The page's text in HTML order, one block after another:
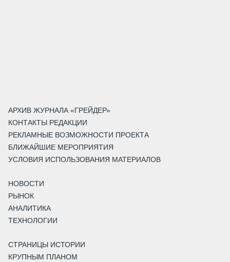
АРХИВ ЖУРНАЛА «ГРЕЙДЕР»
КОНТАКТЫ РЕДАКЦИИ
РЕКЛАМНЫЕ ВОЗМОЖНОСТИ ПРОЕКТА
БЛИЖАЙШИЕ МЕРОПРИЯТИЯ
УСЛОВИЯ ИСПОЛЬЗОВАНИЯ МАТЕРИАЛОВ
НОВОСТИ
РЫНОК
АНАЛИТИКА
ТЕХНОЛОГИИ
СТРАНИЦЫ ИСТОРИИ
КРУПНЫМ ПЛАНОМ